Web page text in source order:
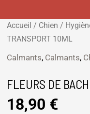
Accueil / Chien /
TRANSPORT 10ML
Calmants, Calmants,
FLEURS DE
18,90 €
quantité
de
FLEURS
BACH
ANIMAUX